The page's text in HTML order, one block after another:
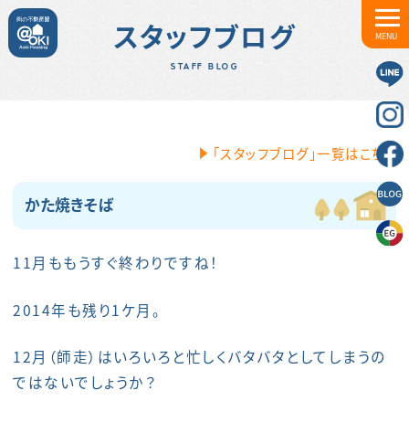
MENU
スタッフブログ
STAFF BLOG
「スタッフブログ」一覧はこちら
かた焼きそば
11月ももうすぐ終わりですね！
2014年も残り1ケ月。
12月（師走）はいろいろと忙しくバタバタとしてしまうの
ではないでしょうか？